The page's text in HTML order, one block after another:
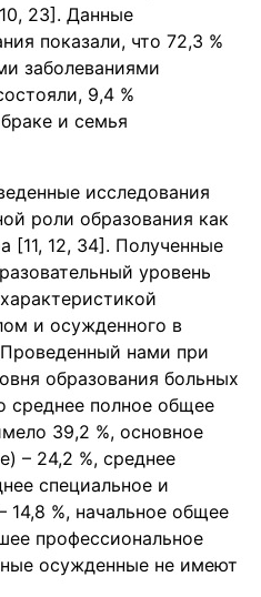
23]. Данные
показали, что 72,3 %
заболеваниями
9,4 %
и семья
исследования
роли образования как
[11, 12, 34]. Полученные
уровень
и осужденного в
нами при
образования больных
среднее полное общее
39,2 %, основное
– 24,2 %, среднее
специальное и
14,8 %, начальное общее
профессиональное
осужденные не имеют